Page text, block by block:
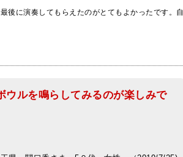
最後に演奏してもらえたのがとてもよかったです。自
ウルを鳴らしてみるのが楽しみで